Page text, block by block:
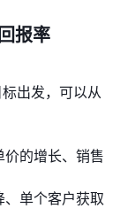
报率
出发，可以从
价的增长、销售
、单个客户获取